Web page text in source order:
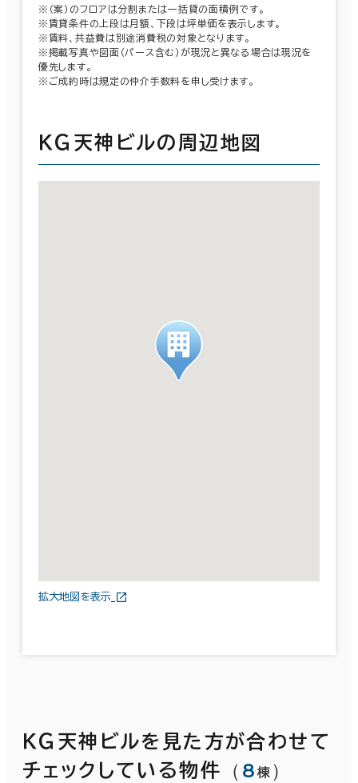
※（案）のフロアは分割または一括貸の面積例です。
※賃貸条件の上段は月額、下段は坪単価を表示します。
※賃料、共益費は別途消費税の対象となります。
※掲載写真や図面（パース含む）が現況と異なる場合は現況を
優先します。
※ご成約時は規定の仲介手数料を申し受けます。
ＫＧ天神ビルの周辺地図
拡大地図を表示
ＫＧ天神ビルを見た方が合わせて
チェックしている物件
（ 8 棟 ）